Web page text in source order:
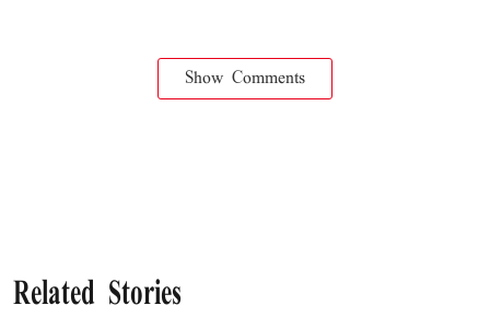
Show Comments
Related Stories